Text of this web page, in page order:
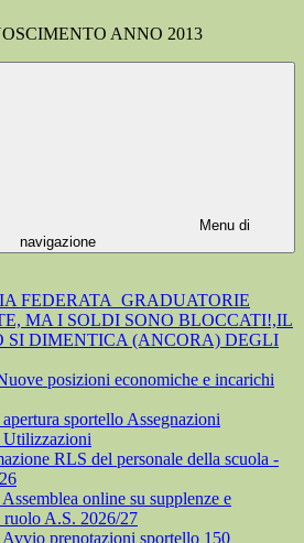
ANNO 2013
Menu di
navigazione
FEDERATA_GRADUATORIE
MA I SOLDI SONO BLOCCATI!,IL
SI DIMENTICA (ANCORA) DEGLI
posizioni economiche e incarichi
sportello Assegnazioni
Utilizzazioni
RLS del personale della scuola -
online su supplenze e
A.S. 2026/27
prenotazioni sportello 150